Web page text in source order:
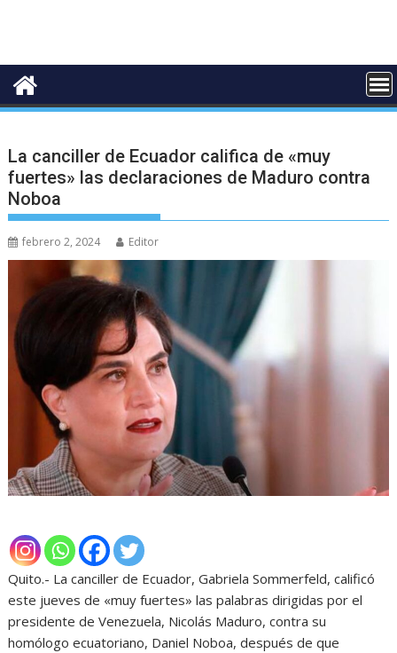
La canciller de Ecuador califica de «muy
fuertes» las declaraciones de Maduro contra
Noboa
febrero 2, 2024 Editor
Quito.- La canciller de Ecuador, Gabriela Sommerfeld, calificó
este jueves de «muy fuertes» las palabras dirigidas por el
presidente de Venezuela, Nicolás Maduro, contra su
homólogo ecuatoriano, Daniel Noboa, después de que